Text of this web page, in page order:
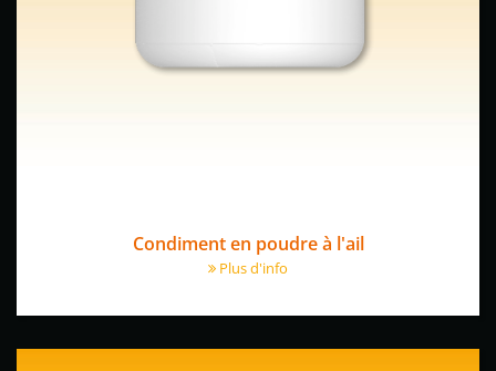
Condiment en poudre à l'ail
Plus d'info